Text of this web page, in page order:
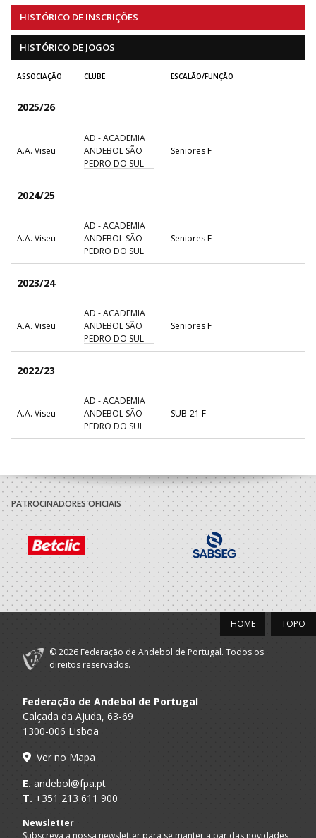
HISTÓRICO DE INSCRIÇÕES
HISTÓRICO DE JOGOS
ASSOCIAÇÃO CLUBE ESCALÃO/FUNÇÃO
2025/26
A.A. Viseu
AD - ACADEMIA
ANDEBOL SÃO
PEDRO DO SUL
Seniores F
2024/25
A.A. Viseu
AD - ACADEMIA
ANDEBOL SÃO
PEDRO DO SUL
Seniores F
2023/24
A.A. Viseu
AD - ACADEMIA
ANDEBOL SÃO
PEDRO DO SUL
Seniores F
2022/23
A.A. Viseu
AD - ACADEMIA
ANDEBOL SÃO
PEDRO DO SUL
SUB-21 F
A.A. Viseu
AD - ACADEMIA
ANDEBOL SÃO
PEDRO DO SUL
SUB-20 F / Seniores F
2020/21
A.A. Viseu
AD - ACADEMIA
ANDEBOL SÃO
PEDRO DO SUL
SUB-18 F / Seniores F
AD - ACADEMIA
F.A.P.
Selecções
Nacionais
Femininas
Selecções
PATROCINADORES OFICIAIS
TOPO
HOME
© 2026 Federação de Andebol de Portugal. Todos os
direitos reservados.
Federação de Andebol de Portugal
Calçada da Ajuda, 63-69
1300-006 Lisboa
Ver no Mapa
E. andebol@fpa.pt
T. +351 213 611 900
Newsletter